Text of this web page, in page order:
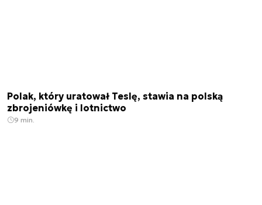
Polak, który uratował Teslę, stawia na polską
zbrojeniówkę i lotnictwo
9 min.